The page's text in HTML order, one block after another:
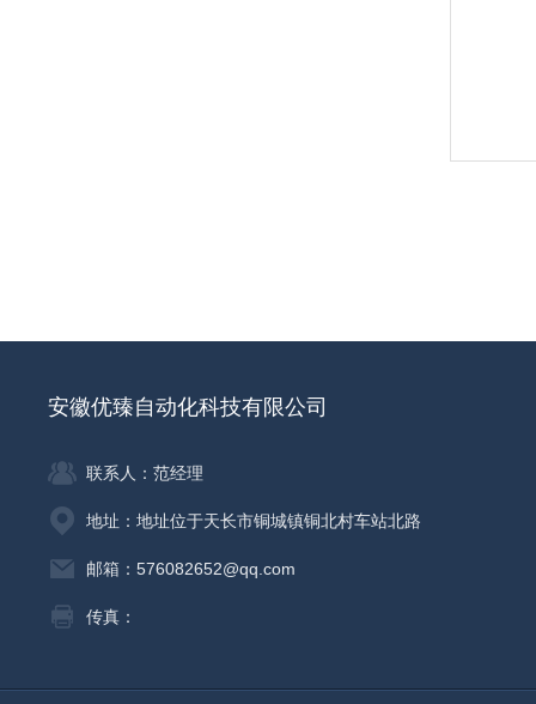
安徽优臻自动化科技有限公司
联系人：范经理
地址：地址位于天长市铜城镇铜北村车站北路
邮箱：576082652@qq.com
传真：